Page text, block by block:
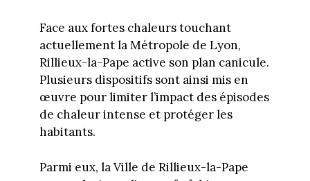
Face aux fortes chaleurs touchant
actuellement la Métropole de Lyon,
Rillieux-la-Pape active son plan canicule.
Plusieurs dispositifs sont ainsi mis en
œuvre pour limiter l’impact des épisodes
de chaleur intense et protéger les
habitants.
Parmi eux, la Ville de Rillieux-la-Pape